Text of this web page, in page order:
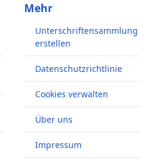
Mehr
Unterschriftensammlung
erstellen
Datenschutzrichtlinie
Cookies verwalten
Über uns
Impressum